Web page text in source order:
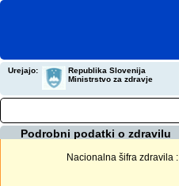
Urejajo:
Republika Slovenija
Ministrstvo za zdravje
Podrobni podatki o zdravilu
Nacionalna šifra zdravila :